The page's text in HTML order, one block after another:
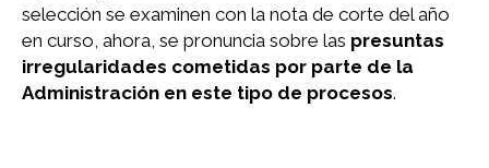
selección se examinen con la nota de corte del año
en curso, ahora, se pronuncia sobre las presuntas
irregularidades cometidas por parte de la
Administración en este tipo de procesos.